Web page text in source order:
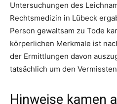
Untersuchungen des
Rechtsmedizin in Lübeck
Person gewaltsam zu Tode
körperlichen Merkmale ist
der Ermittlungen davon
tatsächlich um den
Hinweise kamen